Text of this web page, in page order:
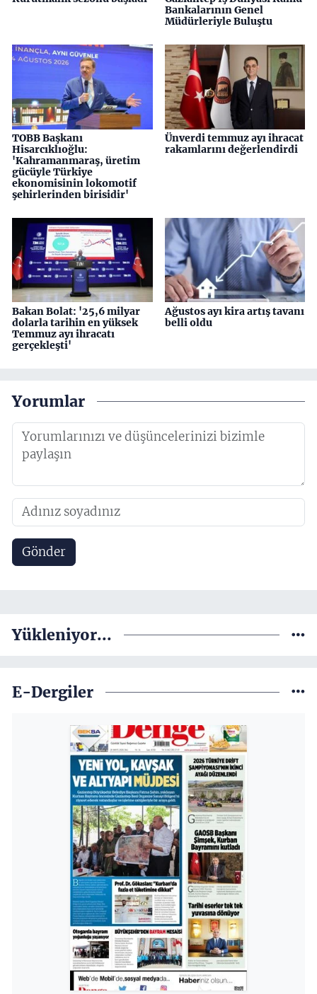
Bankalarının Genel
Müdürleriyle Buluştu
TOBB Başkanı
Hisarcıklıoğlu:
'Kahramanmaraş, üretim
gücüyle Türkiye
ekonomisinin lokomotif
şehirlerinden birisidir'
Ünverdi temmuz ayı ihracat
rakamlarını değerlendirdi
Bakan Bolat: '25,6 milyar
dolarla tarihin en yüksek
Temmuz ayı ihracatı
gerçekleşti'
Ağustos ayı kira artış tavanı
belli oldu
Yorumlar
Gönder
Yükleniyor...
E-Dergiler